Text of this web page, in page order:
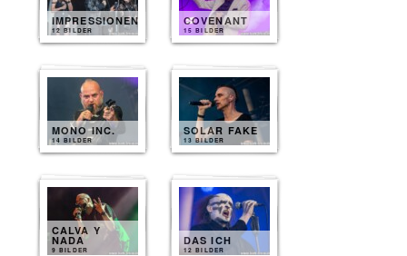
IMPRESSIONEN
12 BILDER
COVENANT
15 BILDER
MONO INC.
14 BILDER
SOLAR FAKE
13 BILDER
CALVA Y
NADA
9 BILDER
DAS ICH
12 BILDER